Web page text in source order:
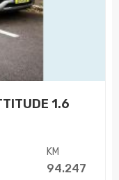
1.6
KM
94.247